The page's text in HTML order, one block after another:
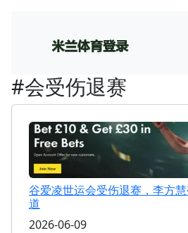
#会受伤退赛
谷爱凌世运会受伤退赛，李方
道
2026-06-09